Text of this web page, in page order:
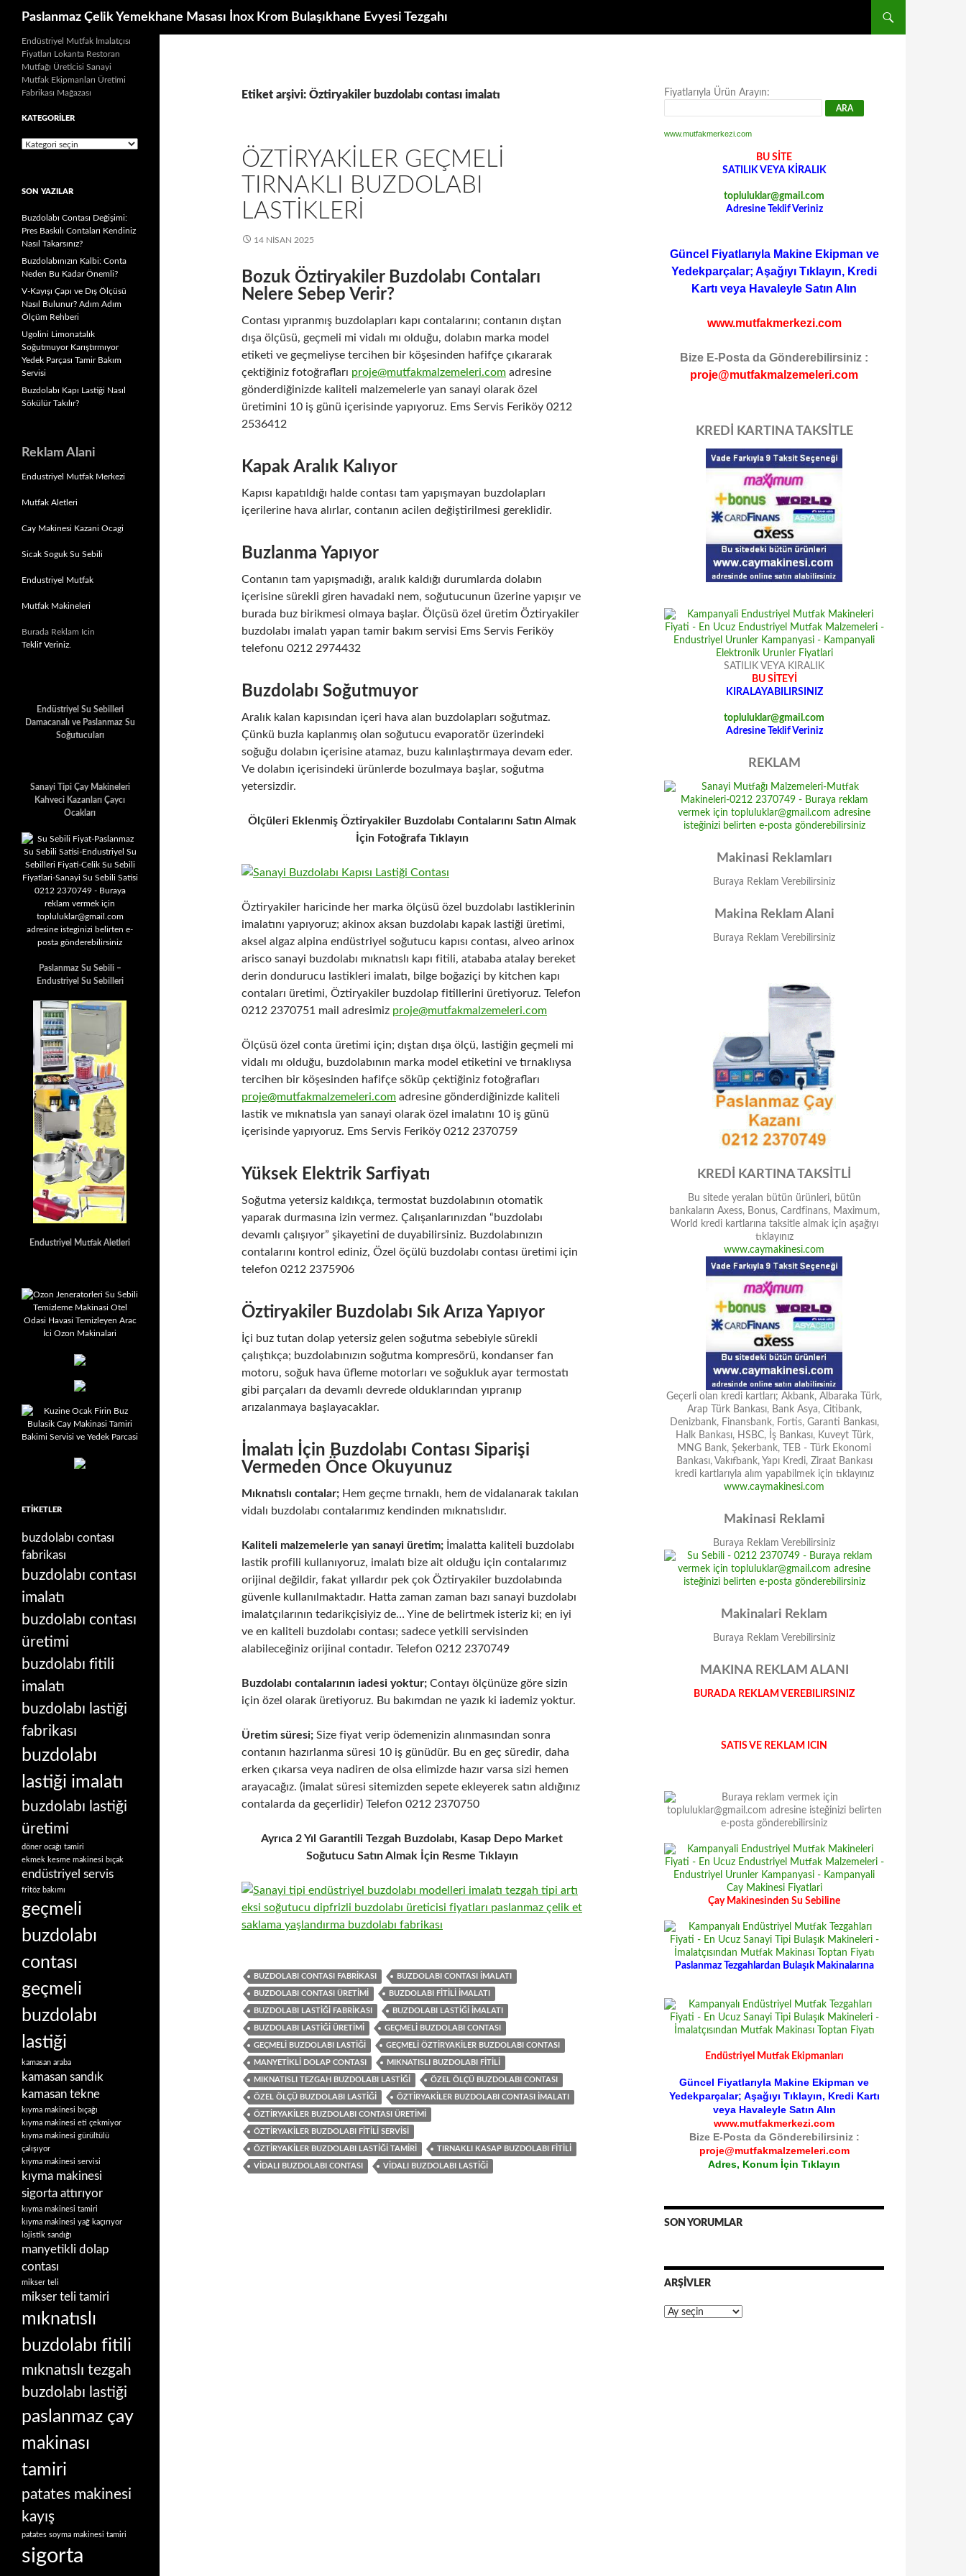
İçeriğe
Paslanmaz Çelik Yemekhane Masası İnox Krom Bulaşıkhane Evyesi Tezgahı
Etiket arşivi: Öztiryakiler buzdolabı contası imalatı
ÖZTIRYAKILER GEÇMELI
TIRNAKLI BUZDOLABI
LASTIKLERI
14 NISAN 2025
Bozuk Öztiryakiler Buzdolabı Contaları
Nelere Sebep Verir?
Contası yıpranmış buzdolapları kapı contalarını; contanın dıştan
dışa ölçüsü, geçmeli mi vidalı mı olduğu, dolabın marka model
etiketi ve geçmeliyse tercihen bir köşesinden hafifçe çıkararak
çektiğiniz fotoğrafları proje@mutfakmalzemeleri.com adresine
gönderdiğinizde kaliteli malzemelerle yan sanayi olarak özel
üretimini 10 iş günü içerisinde yapıyoruz. Ems Servis Feriköy 0212
2536412
Kapak Aralık Kalıyor
Kapısı kapatıldığı halde contası tam yapışmayan buzdolapları
içerilerine hava alırlar, contanın acilen değiştirilmesi gereklidir.
Buzlanma Yapıyor
Contanın tam yapışmadığı, aralık kaldığı durumlarda dolabın
içerisine sürekli giren havadaki nem, soğutucunun üzerine yapışır ve
burada buz birikmesi olmaya başlar. Ölçüsü özel üretim Öztiryakiler
buzdolabı imalatı yapan tamir bakım servisi Ems Servis Feriköy
telefonu 0212 2974432
Buzdolabı Soğutmuyor
Aralık kalan kapısından içeri hava alan buzdolapları soğutmaz.
Çünkü buzla kaplanmış olan soğutucu evaporatör üzerindeki
soğuğu dolabın içerisine atamaz, buzu kalınlaştırmaya devam eder.
Ve dolabın içerisindeki ürünlerde bozulmaya başlar, soğutma
yetersizdir.
Ölçüleri Eklenmiş Öztiryakiler Buzdolabı Contalarını Satın Almak
İçin Fotoğrafa Tıklayın
Öztiryakiler haricinde her marka ölçüsü özel buzdolabı lastiklerinin
imalatını yapıyoruz; akinox aksan buzdolabı kapak lastiği üretimi,
aksel algaz alpina endüstriyel soğutucu kapısı contası, alveo arinox
arisco sanayi buzdolabı mıknatıslı kapı fitili, atababa atalay bereket
derin dondurucu lastikleri imalatı, bilge boğaziçi by kitchen kapı
contaları üretimi, Öztiryakiler buzdolap fitillerini üretiyoruz. Telefon
0212 2370751 mail adresimiz proje@mutfakmalzemeleri.com
Ölçüsü özel conta üretimi için; dıştan dışa ölçü, lastiğin geçmeli mi
vidalı mı olduğu, buzdolabının marka model etiketini ve tırnaklıysa
tercihen bir köşesinden hafifçe söküp çektiğiniz fotoğrafları
proje@mutfakmalzemeleri.com adresine gönderdiğinizde kaliteli
lastik ve mıknatısla yan sanayi olarak özel imalatını 10 iş günü
içerisinde yapıyoruz. Ems Servis Feriköy 0212 2370759
Yüksek Elektrik Sarfiyatı
Soğutma yetersiz kaldıkça, termostat buzdolabının otomatik
yaparak durmasına izin vermez. Çalışanlarınızdan “buzdolabı
devamlı çalışıyor” şikayetini de duyabilirsiniz. Buzdolabınızın
contalarını kontrol ediniz, Özel öçülü buzdolabı contası üretimi için
telefon 0212 2375906
Öztiryakiler Buzdolabı Sık Arıza Yapıyor
İçi buz tutan dolap yetersiz gelen soğutma sebebiyle sürekli
çalıştıkça; buzdolabınızın soğutma kompresörü, kondanser fan
motoru, soğuk hava üfleme motorları ve soğukluk ayar termostatı
gibi parçaları da devamlı devrede olduklarından yıpranıp
arızalanmaya başlayacaklar.
İmalatı İçin Buzdolabı Contası Siparişi
Vermeden Önce Okuyunuz
Mıknatıslı contalar; Hem geçme tırnaklı, hem de vidalanarak takılan
vidalı buzdolabı contalarımız kendinden mıknatıslıdır.
Kaliteli malzemelerle yan sanayi üretim; İmalatta kaliteli buzdolabı
lastik profili kullanıyoruz, imalatı bize ait olduğu için contalarımız
orijinal değildir, fakat yıllardır pek çok Öztiryakiler buzdolabında
güvenle kullanılmaktadır. Hatta zaman zaman bazı sanayi buzdolabı
imalatçılarının tedarikçisiyiz de… Yine de belirtmek isteriz ki; en iyi
ve en kaliteli buzdolabı contası; sadece yetkili servisinden
alabileceğiniz orijinal contadır. Telefon 0212 2370749
Buzdolabı contalarının iadesi yoktur; Contayı ölçünüze göre sizin
için özel olarak üretiyoruz. Bu bakımdan ne yazık ki iademiz yoktur.
Üretim süresi; Size fiyat verip ödemenizin alınmasından sonra
contanın hazırlanma süresi 10 iş günüdür. Bu en geç süredir, daha
erken çıkarsa veya nadiren de olsa elimizde hazır varsa sizi hemen
arayacağız. (imalat süresi sitemizden sepete ekleyerek satın aldığınız
contalarda da geçerlidir) Telefon 0212 2370750
Ayrıca 2 Yıl Garantili Tezgah Buzdolabı, Kasap Depo Market
Soğutucu Satın Almak İçin Resme Tıklayın
BUZDOLABI CONTASI FABRIKASI BUZDOLABI CONTASI IMALATI
BUZDOLABI CONTASI ÜRETIMI BUZDOLABI FITILI IMALATI
BUZDOLABI LASTIĞI FABRIKASI BUZDOLABI LASTIĞI IMALATI
BUZDOLABI LASTIĞI ÜRETIMI GEÇMELI BUZDOLABI CONTASI
GEÇMELI BUZDOLABI LASTIĞI GEÇMELI ÖZTIRYAKILER BUZDOLABI CONTASI
MANYETIKLI DOLAP CONTASI MIKNATISLI BUZDOLABI FITILI
MIKNATISLI TEZGAH BUZDOLABI LASTIĞI ÖZEL ÖLÇÜ BUZDOLABI CONTASI
ÖZEL ÖLÇÜ BUZDOLABI LASTIĞI ÖZTIRYAKILER BUZDOLABI CONTASI IMALATI
ÖZTIRYAKILER BUZDOLABI CONTASI ÜRETIMI
ÖZTIRYAKILER BUZDOLABI FITILI SERVISI
ÖZTIRYAKILER BUZDOLABI LASTIĞI TAMIRI TIRNAKLI KASAP BUZDOLABI FITILI
VIDALI BUZDOLABI CONTASI VIDALI BUZDOLABI LASTIĞI
Fiyatlarıyla Ürün Arayın:
www.mutfakmerkezi.com
BU SİTE
SATILIK VEYA KİRALIK
topluluklar@gmail.com
Adresine Teklif Veriniz
Güncel Fiyatlarıyla Makine Ekipman ve
Yedekparçalar; Aşağıyı Tıklayın, Kredi
Kartı veya Havaleyle Satın Alın
www.mutfakmerkezi.com
Bize E-Posta da Gönderebilirsiniz :
proje@mutfakmalzemeleri.com
KREDİ KARTINA TAKSİTLE
SATILIK VEYA KIRALIK
BU SİTEYİ
KIRALAYABILIRSINIZ
topluluklar@gmail.com
Adresine Teklif Veriniz
REKLAM
Makinasi Reklamları
Buraya Reklam Verebilirsiniz
Makina Reklam Alani
Buraya Reklam Verebilirsiniz
KREDİ KARTINA TAKSİTLİ
Bu sitede yeralan bütün ürünleri, bütün
bankaların Axess, Bonus, Cardfinans, Maximum,
World kredi kartlarına taksitle almak için aşağıyı
tıklayınız
www.caymakinesi.com
Geçerli olan kredi kartları; Akbank, Albaraka Türk,
Arap Türk Bankası, Bank Asya, Citibank,
Denizbank, Finansbank, Fortis, Garanti Bankası,
Halk Bankası, HSBC, İş Bankası, Kuveyt Türk,
MNG Bank, Şekerbank, TEB - Türk Ekonomi
Bankası, Vakıfbank, Yapı Kredi, Ziraat Bankası
kredi kartlarıyla alım yapabilmek için tıklayınız
www.caymakinesi.com
Makinasi Reklami
Buraya Reklam Verebilirsiniz
Makinalari Reklam
Buraya Reklam Verebilirsiniz
MAKINA REKLAM ALANI
BURADA REKLAM VEREBILIRSINIZ
SATIS VE REKLAM ICIN
Çay Makinesinden Su Sebiline
Paslanmaz Tezgahlardan Bulaşık Makinalarına
Endüstriyel Mutfak Ekipmanları
Güncel Fiyatlarıyla Makine Ekipman ve
Yedekparçalar; Aşağıyı Tıklayın, Kredi Kartı
veya Havaleyle Satın Alın
www.mutfakmerkezi.com
Bize E-Posta da Gönderebilirsiniz :
proje@mutfakmalzemeleri.com
Adres, Konum İçin Tıklayın
SON YORUMLAR
ARŞIVLER
Arşivler
Endüstriyel Mutfak İmalatçısı
Fiyatları Lokanta Restoran
Mutfağı Üreticisi Sanayi
Mutfak Ekipmanları Üretimi
Fabrikası Mağazası
KATEGORILER
Kategoriler
SON YAZILAR
Buzdolabı Contası Değişimi:
Pres Baskılı Contaları Kendiniz
Nasıl Takarsınız?
Buzdolabınızın Kalbi: Conta
Neden Bu Kadar Önemli?
V-Kayışı Çapı ve Dış Ölçüsü
Nasıl Bulunur? Adım Adım
Ölçüm Rehberi
Ugolini Limonatalık
Soğutmuyor Karıştırmıyor
Yedek Parçası Tamir Bakım
Servisi
Buzdolabı Kapı Lastiği Nasıl
Sökülür Takılır?
Reklam Alani
Endustriyel Mutfak Merkezi
Mutfak Aletleri
Cay Makinesi Kazani Ocagi
Sicak Soguk Su Sebili
Endustriyel Mutfak
Mutfak Makineleri
Burada Reklam Icin
Teklif Veriniz.
Endüstriyel Su Sebilleri
Damacanalı ve Paslanmaz Su
Soğutucuları
Sanayi Tipi Çay Makineleri
Kahveci Kazanları Çaycı
Ocakları
Paslanmaz Su Sebili –
Endustriyel Su Sebilleri
Endustriyel Mutfak Aletleri
ETIKETLER
buzdolabı contası
fabrikası
buzdolabı contası
imalatı
buzdolabı contası
üretimi
buzdolabı fitili
imalatı
buzdolabı lastiği
fabrikası
buzdolabı
lastiği imalatı
buzdolabı lastiği
üretimi
döner ocağı tamiri
ekmek kesme makinesi bıçak
endüstriyel servis
fritöz bakımı
geçmeli
buzdolabı
contası
geçmeli
buzdolabı
lastiği
kamasan araba
kamasan sandık
kamasan tekne
kıyma makinesi bıçağı
kıyma makinesi eti çekmiyor
kıyma makinesi gürültülü
çalışıyor
kıyma makinesi servisi
kıyma makinesi
sigorta attırıyor
kıyma makinesi tamiri
kıyma makinesi yağ kaçırıyor
lojistik sandığı
manyetikli dolap
contası
mikser teli
mikser teli tamiri
mıknatıslı
buzdolabı fitili
mıknatıslı tezgah
buzdolabı lastiği
paslanmaz çay
makinası
tamiri
patates makinesi
kayış
patates soyma makinesi tamiri
sigorta